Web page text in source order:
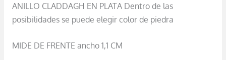
ANILLO CLADDAGH EN PLATA Dentro de las
posibilidades se puede elegir color de piedra
MIDE DE FRENTE ancho 1,1 CM